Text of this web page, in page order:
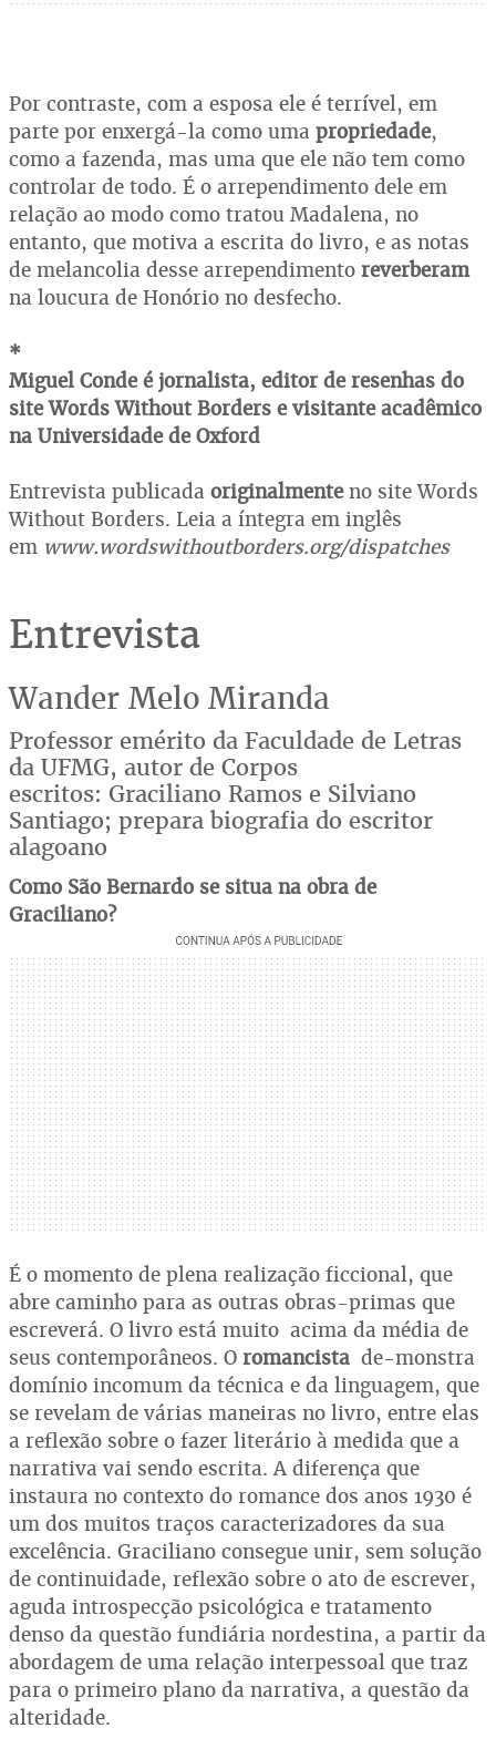
Por contraste, com a esposa ele é terrível, em
parte por enxergá-la como uma propriedade,
como a fazenda, mas uma que ele não tem como
controlar de todo. É o arrependimento dele em
relação ao modo como tratou Madalena, no
entanto, que motiva a escrita do livro, e as notas
de melancolia desse arrependimento reverberam
na loucura de Honório no desfecho.
*
Miguel Conde é jornalista, editor de resenhas do
site Words Without Borders e visitante acadêmico
na Universidade de Oxford
Entrevista publicada originalmenteno site Words
Without Borders. Leia a íntegra em inglês
em www.wordswithoutborders.org/dispatches
Entrevista
Wander Melo Miranda
Professor emérito da Faculdade de Letras
da UFMG, autor de Corpos
escritos: Graciliano Ramos e Silviano
Santiago; prepara biografia do escritor
alagoano
Como São Bernardo se situa na obra de
Graciliano?
É o momento de plena realização ficcional, que
abre caminho para as outras obras-primas que
escreverá. O livro está muito acima da média de
seus contemporâneos. O romancista de-monstra
domínio incomum da técnica e da linguagem, que
se revelam de várias maneiras no livro, entre elas
a reflexão sobre o fazer literário à medida que a
narrativa vai sendo escrita. A diferença que
instaura no contexto do romance dos anos 1930 é
um dos muitos traços caracterizadores da sua
excelência. Graciliano consegue unir, sem solução
de continuidade, reflexão sobre o ato de escrever,
aguda introspecção psicológica e tratamento
denso da questão fundiária nordestina, a partir da
abordagem de uma relação interpessoal que traz
para o primeiro plano da narrativa, a questão da
alteridade.